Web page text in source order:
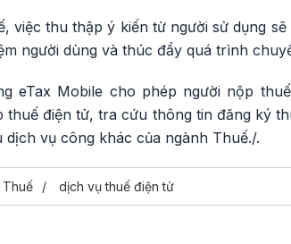
việc thu thập ý kiến từ người sử dụng
người dùng và thúc đẩy quá trình
eTax Mobile cho phép người nộp
thuế điện tử, tra cứu thông tin đăng ký
dịch vụ công khác của ngành Thuế./.
Thuế dịch vụ thuế điện tử